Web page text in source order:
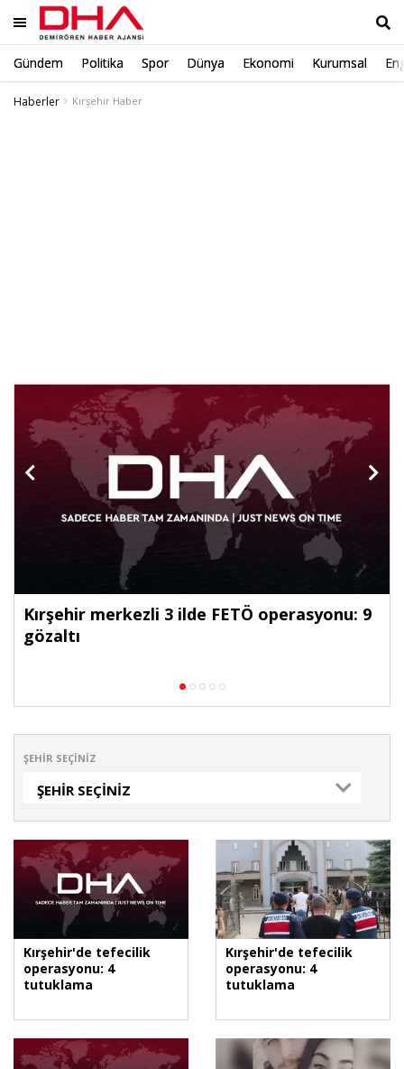
Gündem Politika Spor Dünya Ekonomi Kurumsal
Haberler
Kırşehir Haber
Kırşehir merkezli 3 ilde FETÖ operasyonu: 9
gözaltı
ŞEHIR SEÇINIZ
ŞEHIR SEÇINIZ
Kırşehir'de tefecilik
operasyonu: 4
tutuklama
Kırşehir'de tefecilik
operasyonu: 4
tutuklama